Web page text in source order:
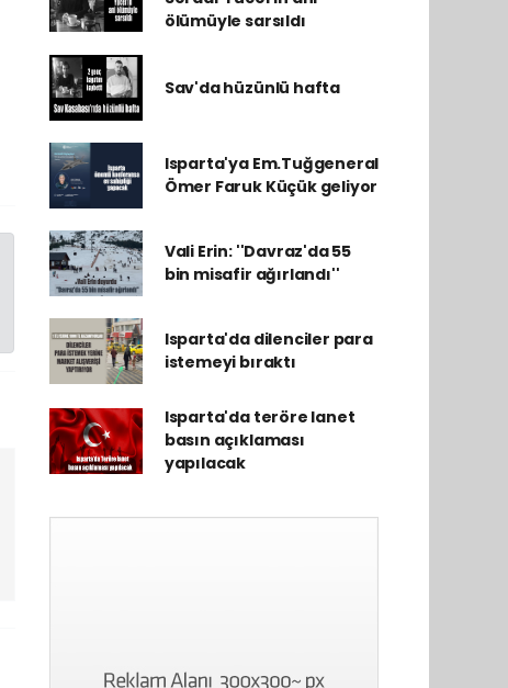
ölümüyle sarsıldı
Sav'da hüzünlü hafta
Isparta'ya Em.Tuğgeneral
Ömer Faruk Küçük geliyor
Vali Erin: ''Davraz'da 55
bin misafir ağırlandı''
Isparta'da dilenciler para
istemeyi bıraktı
Isparta'da teröre lanet
basın açıklaması
yapılacak